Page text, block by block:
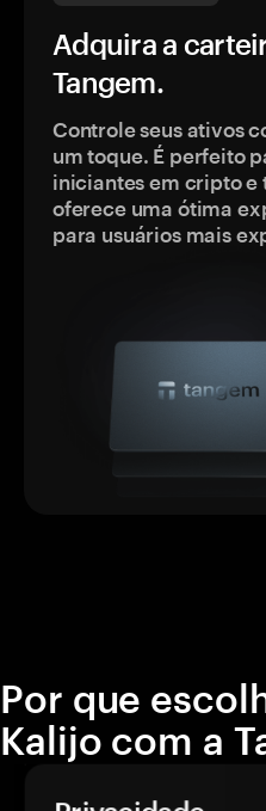
Adquira a
Tangem.
Controle seus ativos
um toque. É perfeito
iniciantes em cripto e
oferece uma ótima
para usuários mais
Por que
Kalijo com a